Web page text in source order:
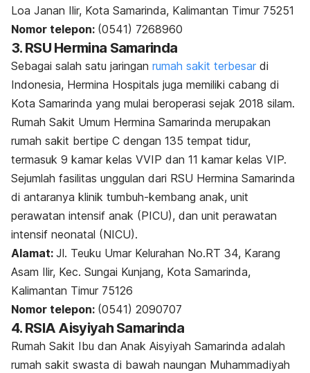
Loa Janan Ilir, Kota Samarinda, Kalimantan Timur 75251
Nomor telepon: (0541) 7268960
3. RSU Hermina Samarinda
Sebagai salah satu jaringan rumah sakit terbesar di
Indonesia, Hermina Hospitals juga memiliki cabang di
Kota Samarinda yang mulai beroperasi sejak 2018 silam.
Rumah Sakit Umum Hermina Samarinda merupakan
rumah sakit bertipe C dengan 135 tempat tidur,
termasuk 9 kamar kelas VVIP dan 11 kamar kelas VIP.
Sejumlah fasilitas unggulan dari RSU Hermina Samarinda
di antaranya klinik tumbuh-kembang anak, unit
perawatan intensif anak (PICU), dan unit perawatan
intensif neonatal (NICU).
Alamat: Jl. Teuku Umar Kelurahan No.RT 34, Karang
Asam Ilir, Kec. Sungai Kunjang, Kota Samarinda,
Kalimantan Timur 75126
Nomor telepon: (0541) 2090707
4. RSIA Aisyiyah Samarinda
Rumah Sakit Ibu dan Anak Aisyiyah Samarinda adalah
rumah sakit swasta di bawah naungan Muhammadiyah